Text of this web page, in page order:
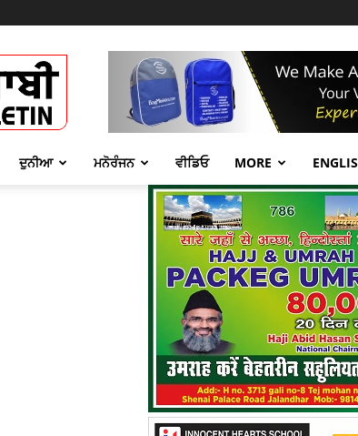
ਦੁਨੀਆ ਮਨੋਰੰਜਨ ਵੀਡਿਓ MORE